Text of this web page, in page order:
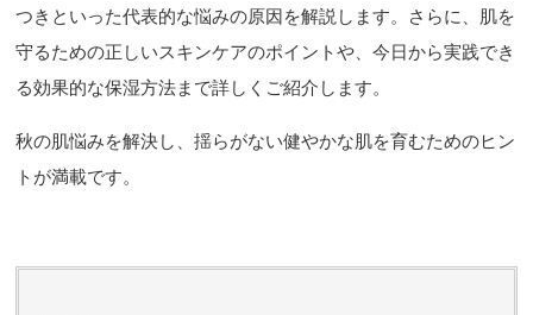
つきといった代表的な悩みの原因を解説します。さらに、肌を
守るための正しいスキンケアのポイントや、今日から実践でき
る効果的な保湿方法まで詳しくご紹介します。
秋の肌悩みを解決し、揺らがない健やかな肌を育むためのヒン
トが満載です。